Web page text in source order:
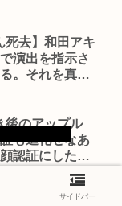
演出を指示さ
。それを真に
も進化せなあ
認証にした
サイドバー